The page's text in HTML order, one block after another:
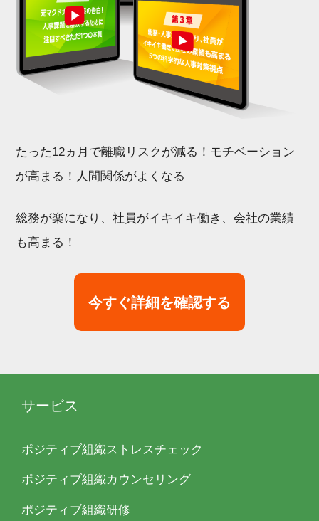
たった12ヵ月で離職リスクが減る！モチベーション
が高まる！人間関係がよくなる
総務が楽になり、社員がイキイキ働き、会社の業績
も高まる！
今すぐ詳細を確認する
サービス
ポジティブ組織ストレスチェック
ポジティブ組織カウンセリング
ポジティブ組織研修